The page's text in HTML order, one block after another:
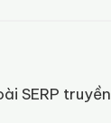
SERP truyền